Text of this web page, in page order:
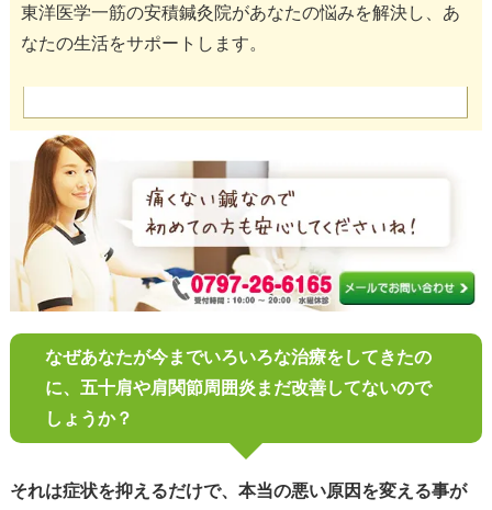
東洋医学一筋の安積鍼灸院があなたの悩みを解決し、あ
なたの生活をサポートします。
なぜあなたが今までいろいろな治療をしてきたの
に、五十肩や肩関節周囲炎まだ改善してないので
しょうか？
それは症状を抑えるだけで、本当の悪い原因を変える事が